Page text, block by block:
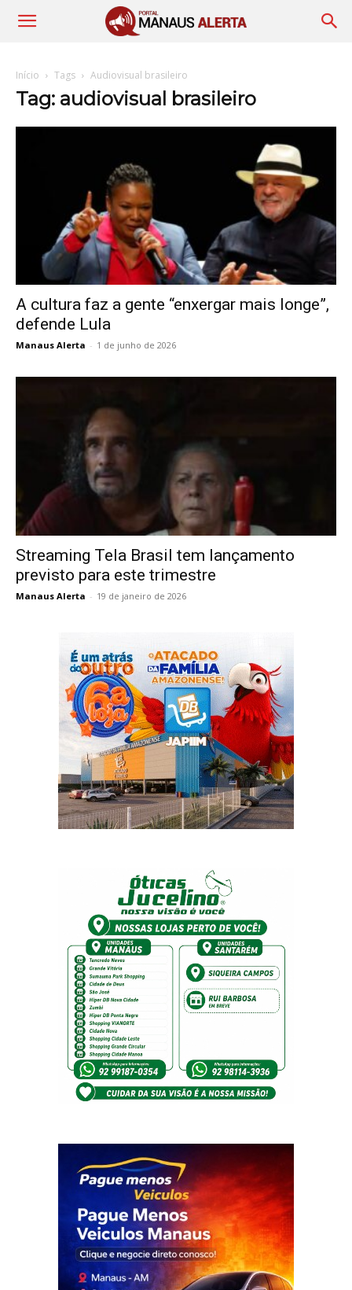
Início Tags Audiovisual brasileiro
Tag: audiovisual brasileiro
A cultura faz a gente “enxergar mais longe”,
defende Lula
Manaus Alerta - 1 de junho de 2026
Streaming Tela Brasil tem lançamento
previsto para este trimestre
Manaus Alerta - 19 de janeiro de 2026